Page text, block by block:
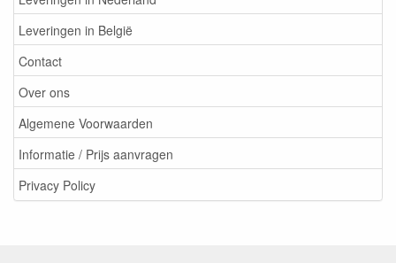
Leveringen in België
Contact
Over ons
Algemene Voorwaarden
Informatie / Prijs aanvragen
Privacy Policy